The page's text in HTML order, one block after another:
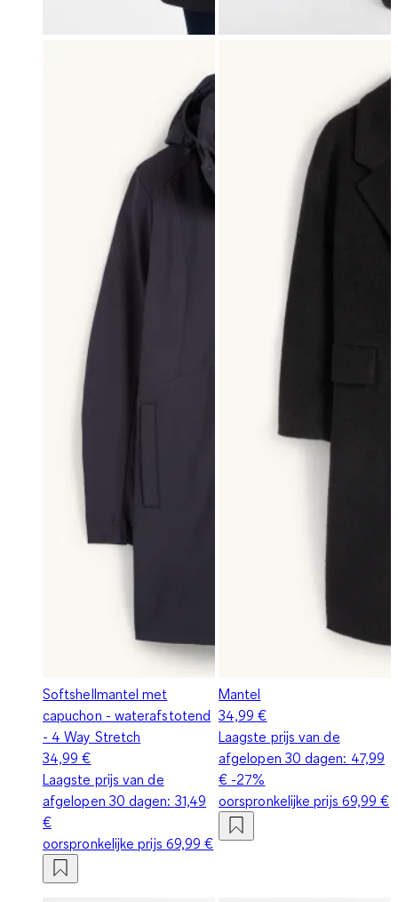
Softshellmantel met
capuchon - waterafstotend
- 4 Way Stretch
34,99 €
Laagste prijs van de
afgelopen 30 dagen: 31,49
€
oorspronkelijke prijs 69,99 €
Mantel
34,99 €
Laagste prijs van de
afgelopen 30 dagen: 47,99
€ -27%
oorspronkelijke prijs 69,99 €